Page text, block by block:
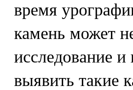
время
камень может
исследование
выявить такие